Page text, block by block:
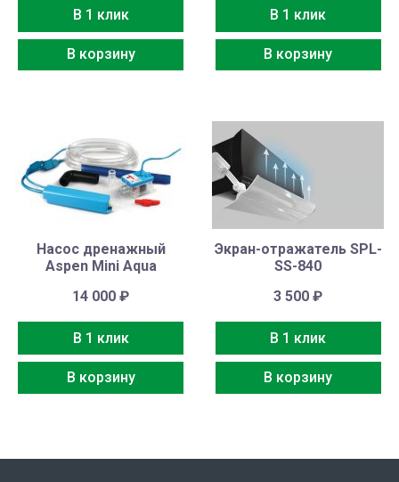
В 1 клик
В корзину
В 1 клик
В корзину
Насос дренажный
Aspen Mini Aqua
14 000₽
В 1 клик
В корзину
Экран-отражатель SPL-
SS-840
3 500₽
В 1 клик
В корзину